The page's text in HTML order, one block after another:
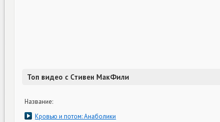
Топ видео с Стивен МакФили
Название:
Кровью и потом: Анаболики